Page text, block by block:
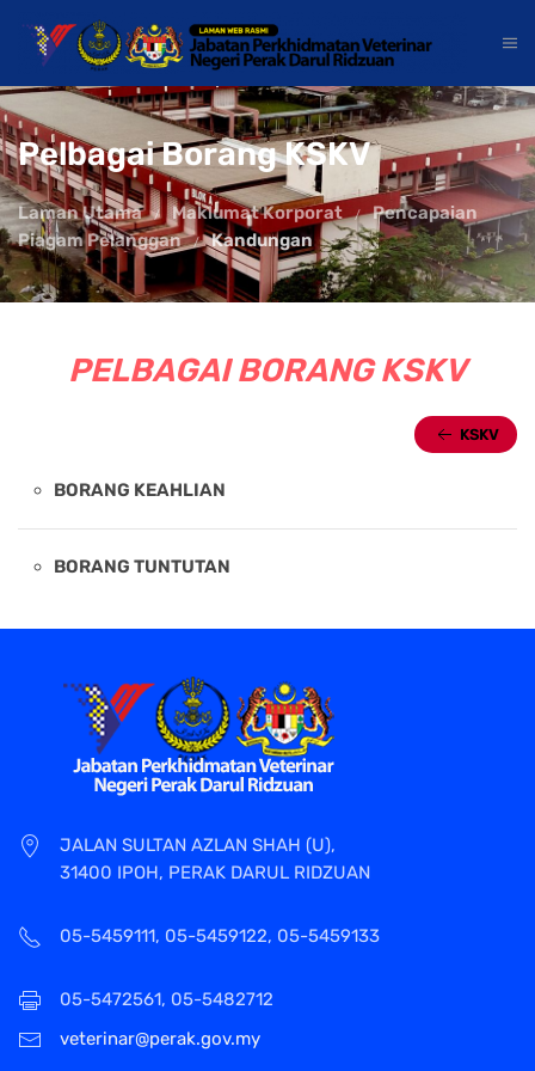
Pelbagai Borang KSKV
Laman Utama Maklumat Korporat
Pencapaian
Piagam Pelanggan
Kandungan
PELBAGAI BORANG KSKV
KSKV
BORANG KEAHLIAN
BORANG TUNTUTAN
JALAN SULTAN AZLAN SHAH (U),
31400 IPOH, PERAK DARUL RIDZUAN
05-5459111, 05-5459122, 05-5459133
05-5472561, 05-5482712
veterinar@perak.gov.my